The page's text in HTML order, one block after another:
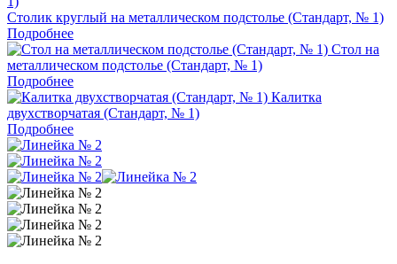
Столик круглый на металлическом подстолье (Стандарт, № 1)
Подробнее
Стол на
металлическом подстолье (Стандарт, № 1)
Подробнее
Калитка
двухстворчатая (Стандарт, № 1)
Подробнее